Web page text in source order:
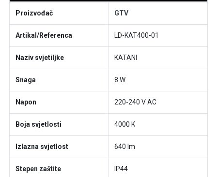
Proizvođač GTV
Artikal/Referenca LD-KAT400-01
Naziv svjetiljke KATANI
Snaga 8 W
Napon 220-240 V AC
Boja svjetlosti 4000 K
Izlazna svjetlost 640 lm
Stepen zaštite IP44